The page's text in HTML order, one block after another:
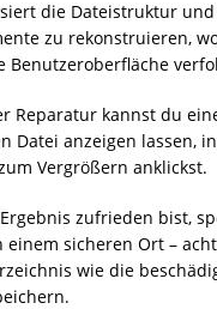
die Dateistruktur
zu rekonstruieren,
Benutzeroberfläche
Reparatur kannst du
Datei anzeigen lassen,
Vergrößern anklickst.
zufrieden bist,
einem sicheren Ort –
wie die